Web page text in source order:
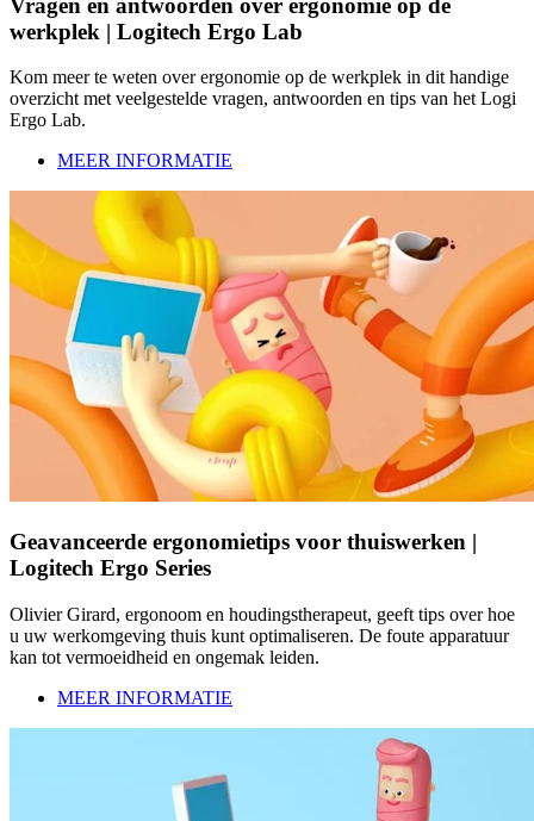
Vragen en antwoorden over ergonomie op de
werkplek | Logitech Ergo Lab
Kom meer te weten over ergonomie op de werkplek in dit handige
overzicht met veelgestelde vragen, antwoorden en tips van het Logi
Ergo Lab.
MEER INFORMATIE
Geavanceerde ergonomietips voor thuiswerken |
Logitech Ergo Series
Olivier Girard, ergonoom en houdingstherapeut, geeft tips over hoe
u uw werkomgeving thuis kunt optimaliseren. De foute apparatuur
kan tot vermoeidheid en ongemak leiden.
MEER INFORMATIE